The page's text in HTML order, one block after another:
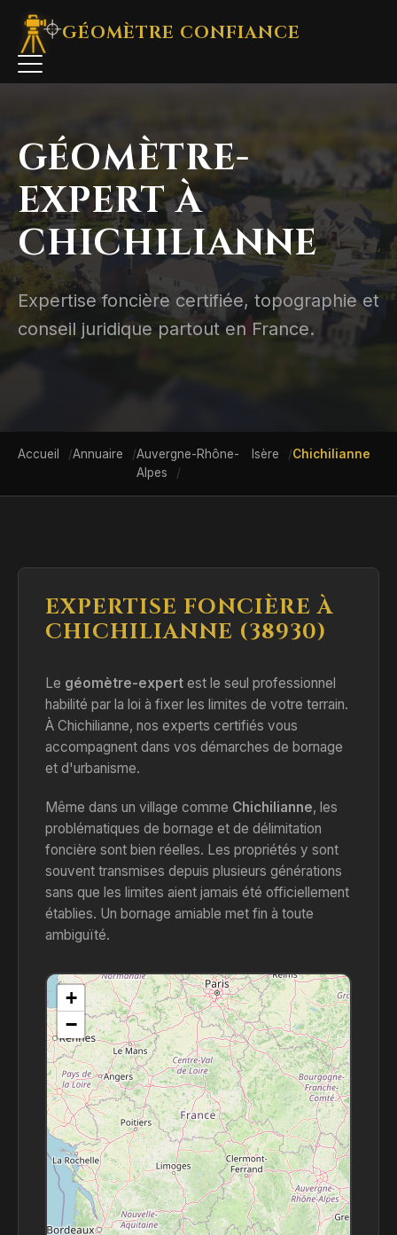
GÉOMÈTRE CONFIANCE
GÉOMÈTRE-
EXPERT À
CHICHILIANNE
Expertise foncière certifiée, topographie et
conseil juridique partout en France.
Accueil Annuaire
Auvergne-Rhône-
Alpes
Isère Chichilianne
EXPERTISE FONCIÈRE À
CHICHILIANNE (38930)
Le géomètre-expert est le seul professionnel
habilité par la loi à fixer les limites de votre terrain.
À Chichilianne, nos experts certifiés vous
accompagnent dans vos démarches de bornage
et d'urbanisme.
Même dans un village comme Chichilianne, les
problématiques de bornage et de délimitation
foncière sont bien réelles. Les propriétés y sont
souvent transmises depuis plusieurs générations
sans que les limites aient jamais été officiellement
établies. Un bornage amiable met fin à toute
ambiguïté.
+
−